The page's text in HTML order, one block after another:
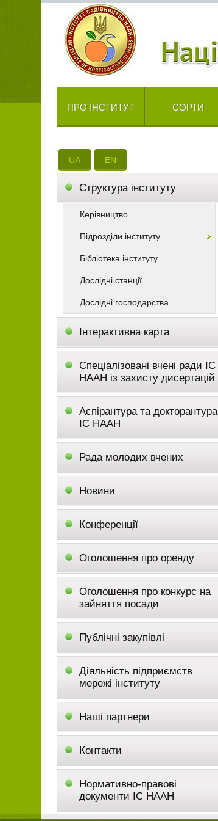
ПРО ІНСТИТУТ СОРТИ
UA EN
Cтруктура інституту
Керівництво
Підрозділи інституту
Бібліотека інституту
Дослідні станції
Дослідні господарства
Інтерактивна карта
Спеціалізовані вчені ради ІС
НААН із захисту дисертацій
Аспірантура та докторантура
ІС НААН
Рада молодих вчених
Новини
Конференції
Оголошення про оренду
Оголошення про конкурс на
зайняття посади
Публічні закупівлі
Діяльність підприємств
мережі інституту
Наші партнери
Контакти
Нормативно-правові
документи ІС НААН